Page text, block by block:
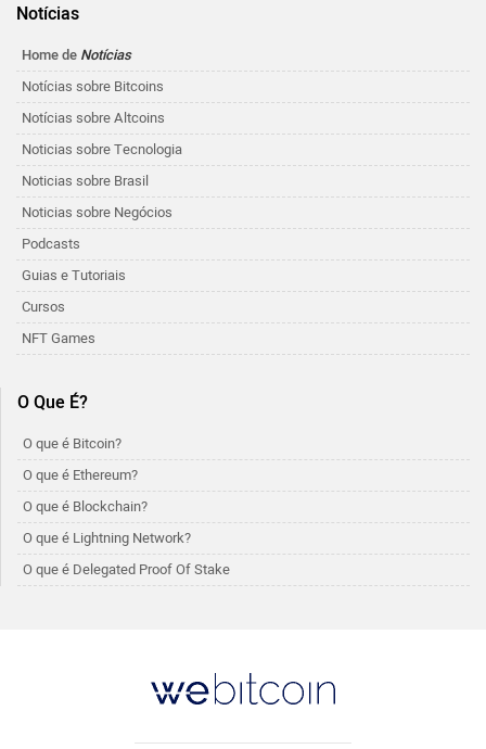
Notícias
Home de Notícias
Notícias sobre Bitcoins
Notícias sobre Altcoins
Noticias sobre Tecnologia
Noticias sobre Brasil
Noticias sobre Negócios
Podcasts
Guias e Tutoriais
Cursos
NFT Games
O Que É?
O que é Bitcoin?
O que é Ethereum?
O que é Blockchain?
O que é Lightning Network?
O que é Delegated Proof Of Stake